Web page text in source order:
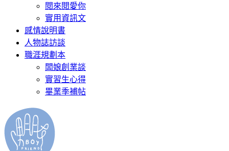
閱來閱愛你
實用資訊文
感情說明書
人物誌訪談
職涯規劃本
闆娘創業談
實習生心得
畢業季補帖